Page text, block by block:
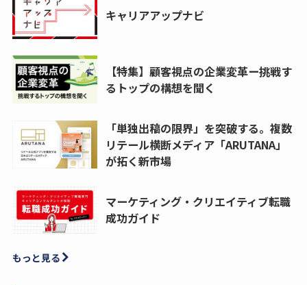
キャリアアップナビ
【特集】顧客視点の企業変革ー挑戦す
るトップの構想を聞く
「単独出稿の限界」を突破する。複数
リテール横断メディア「ARUTANA」
が拓く新市場
マーケティング・クリエイティブ転職
成功ガイド
もっと見る